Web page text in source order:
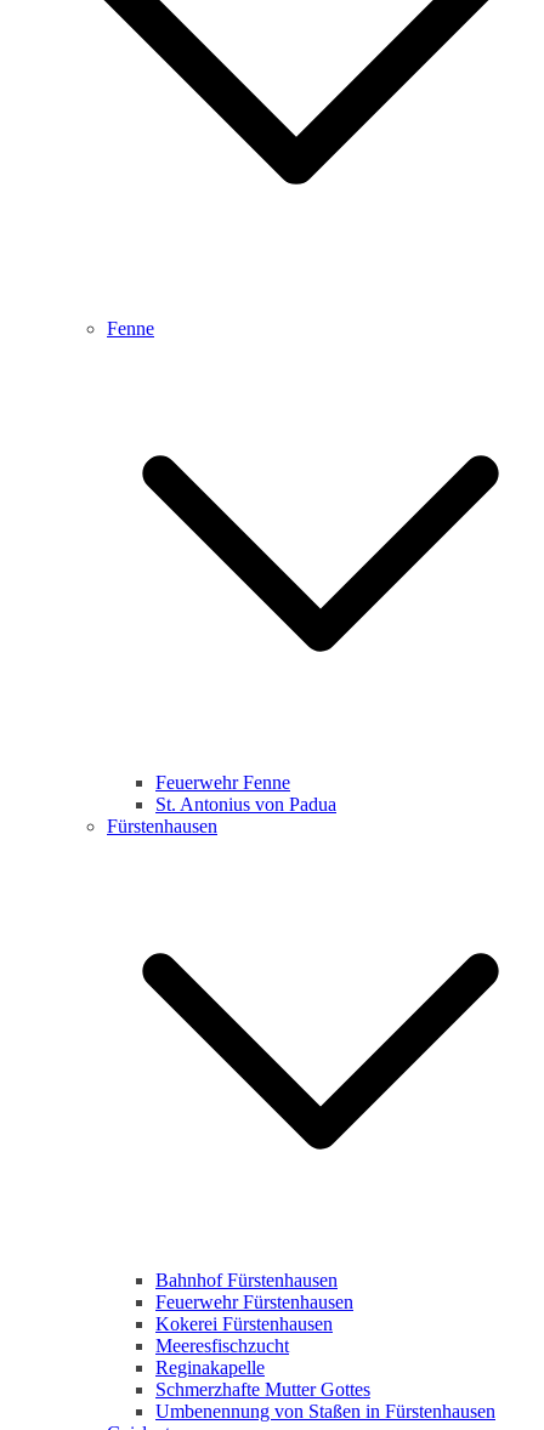
Fenne
Feuerwehr Fenne
St. Antonius von Padua
Fürstenhausen
Bahnhof Fürstenhausen
Feuerwehr Fürstenhausen
Kokerei Fürstenhausen
Meeresfischzucht
Reginakapelle
Schmerzhafte Mutter Gottes
Umbenennung von Staßen in Fürstenhausen